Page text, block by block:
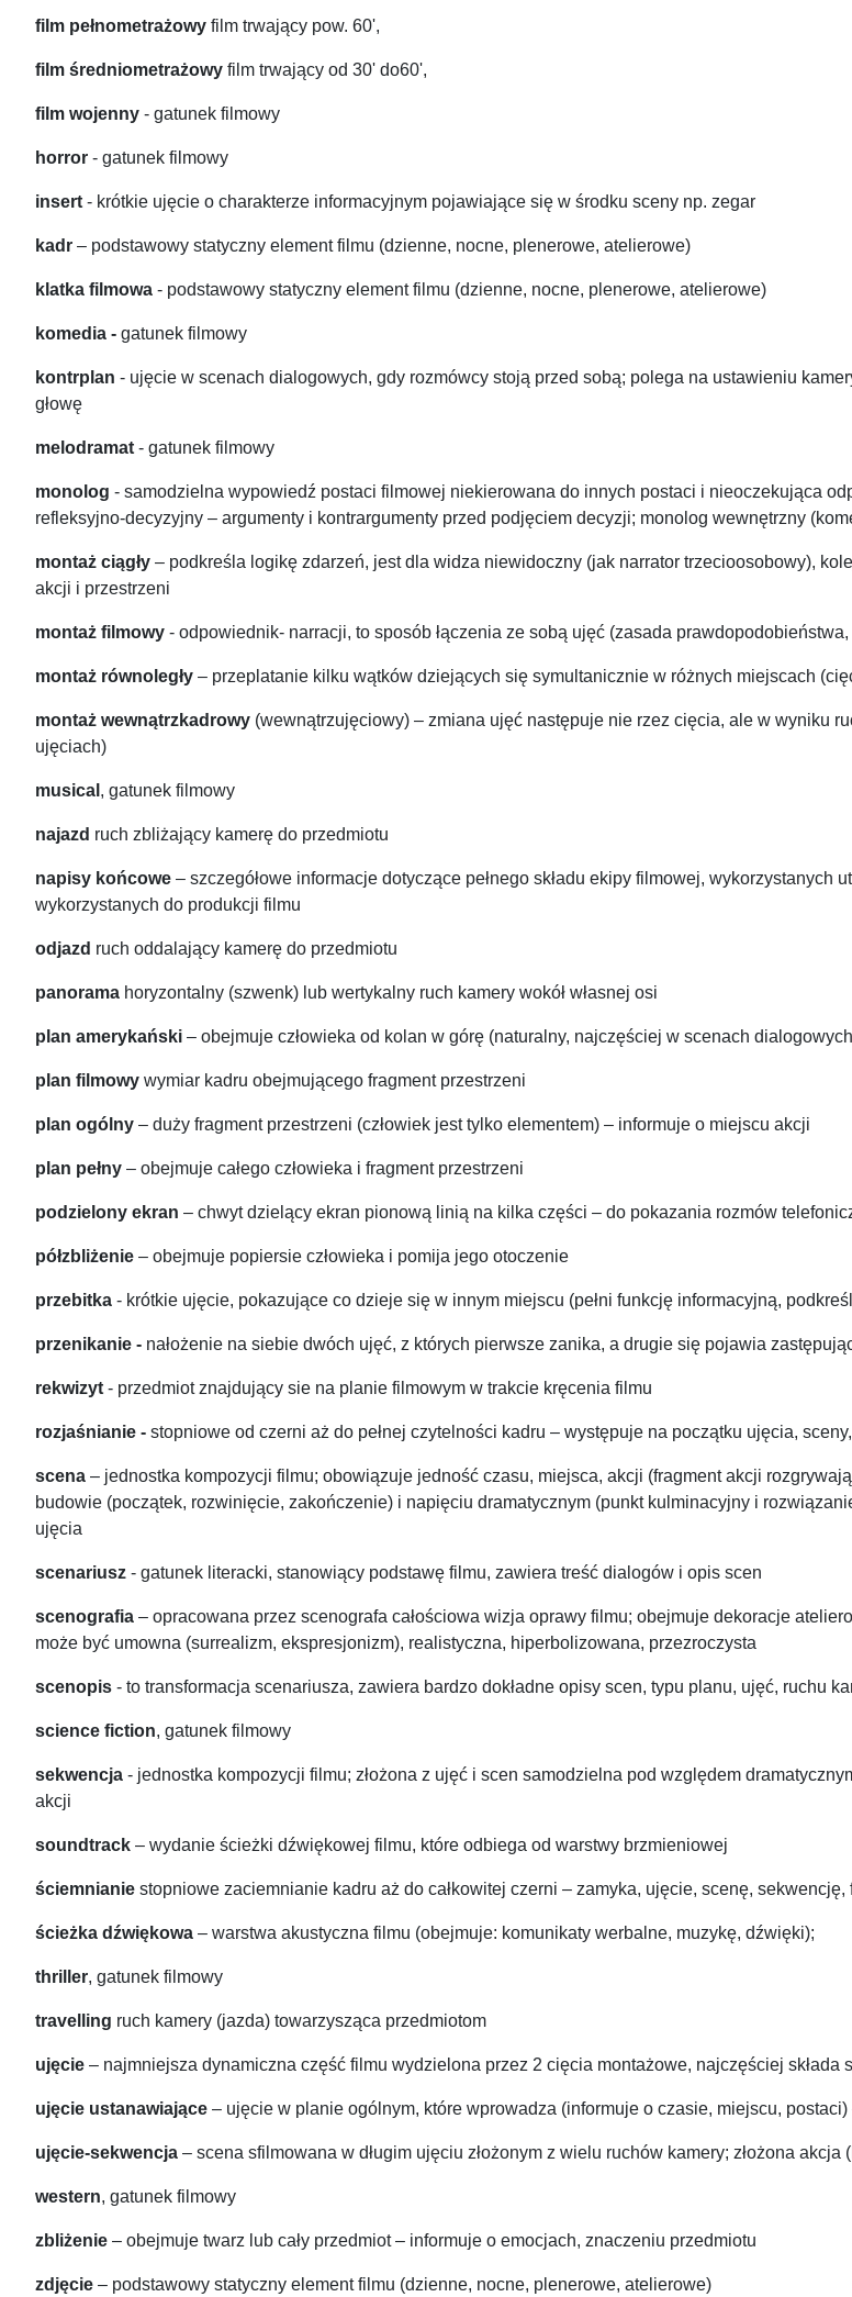
film pełnometrażowy film trwający pow. 60',
film średniometrażowy film trwający od 30' do60',
film wojenny - gatunek filmowy
horror - gatunek filmowy
insert - krótkie ujęcie o charakterze informacyjnym pojawiające się w środku sceny np. zegar
kadr – podstawowy statyczny element filmu (dzienne, nocne, plenerowe, atelierowe)
klatka filmowa - podstawowy statyczny element filmu (dzienne, nocne, plenerowe, atelierowe)
komedia - gatunek filmowy
kontrplan - ujęcie w scenach dialogowych, gdy rozmówcy stoją przed sobą; polega na ustawieniu
głowę
melodramat - gatunek filmowy
monolog - samodzielna wypowiedź postaci filmowej niekierowana do innych postaci i nieoczekująca
refleksyjno-decyzyjny – argumenty i kontrargumenty przed podjęciem decyzji; monolog wewnętrzny
montaż ciągły – podkreśla logikę zdarzeń, jest dla widza niewidoczny (jak narrator trzecioosobowy),
akcji i przestrzeni
montaż filmowy - odpowiednik- narracji, to sposób łączenia ze sobą ujęć (zasada
montaż równoległy – przeplatanie kilku wątków dziejących się symultanicznie w różnych miejscach
montaż wewnątrzkadrowy (wewnątrzujęciowy) – zmiana ujęć następuje nie rzez cięcia, ale w wyniku
ujęciach)
musical , gatunek filmowy
najazd ruch zbliżający kamerę do przedmiotu
napisy końcowe – szczegółowe informacje dotyczące pełnego składu ekipy filmowej,
wykorzystanych do produkcji filmu
odjazd ruch oddalający kamerę do przedmiotu
panorama horyzontalny (szwenk) lub wertykalny ruch kamery wokół własnej osi
plan amerykański – obejmuje człowieka od kolan w górę (naturalny, najczęściej w scenach
plan filmowy wymiar kadru obejmującego fragment przestrzeni
plan ogólny – duży fragment przestrzeni (człowiek jest tylko elementem) – informuje o miejscu akcji
plan pełny – obejmuje całego człowieka i fragment przestrzeni
podzielony ekran – chwyt dzielący ekran pionową linią na kilka części – do pokazania rozmów
półzbliżenie – obejmuje popiersie człowieka i pomija jego otoczenie
przebitka - krótkie ujęcie, pokazujące co dzieje się w innym miejscu (pełni funkcję informacyjną,
przenikanie - nałożenie na siebie dwóch ujęć, z których pierwsze zanika, a drugie się pojawia
rekwizyt - przedmiot znajdujący sie na planie filmowym w trakcie kręcenia filmu
rozjaśnianie - stopniowe od czerni aż do pełnej czytelności kadru – występuje na początku ujęcia,
scena – jednostka kompozycji filmu; obowiązuje jedność czasu, miejsca, akcji (fragment akcji
budowie (początek, rozwinięcie, zakończenie) i napięciu dramatycznym (punkt kulminacyjny i
ujęcia
scenariusz - gatunek literacki, stanowiący podstawę filmu, zawiera treść dialogów i opis scen
scenografia – opracowana przez scenografa całościowa wizja oprawy filmu; obejmuje dekoracje
może być umowna (surrealizm, ekspresjonizm), realistyczna, hiperbolizowana, przezroczysta
scenopis - to transformacja scenariusza, zawiera bardzo dokładne opisy scen, typu planu, ujęć, ruchu
science fiction, gatunek filmowy
sekwencja - jednostka kompozycji filmu; złożona z ujęć i scen samodzielna pod względem
akcji
soundtrack – wydanie ścieżki dźwiękowej filmu, które odbiega od warstwy brzmieniowej
ściemnianie stopniowe zaciemnianie kadru aż do całkowitej czerni – zamyka, ujęcie, scenę, sekwencję,
ścieżka dźwiękowa – warstwa akustyczna filmu (obejmuje: komunikaty werbalne, muzykę, dźwięki);
thriller, gatunek filmowy
travelling ruch kamery (jazda) towarzysząca przedmiotom
ujęcie – najmniejsza dynamiczna część filmu wydzielona przez 2 cięcia montażowe, najczęściej składa
ujęcie ustanawiające – ujęcie w planie ogólnym, które wprowadza (informuje o czasie, miejscu,
ujęcie-sekwencja – scena sfilmowana w długim ujęciu złożonym z wielu ruchów kamery; złożona
western, gatunek filmowy
zbliżenie – obejmuje twarz lub cały przedmiot – informuje o emocjach, znaczeniu przedmiotu
zdjęcie – podstawowy statyczny element filmu (dzienne, nocne, plenerowe, atelierowe)